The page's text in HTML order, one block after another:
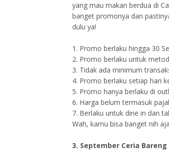
yang mau makan berdua di
banget promonya dan
dulu ya!
1. Promo berlaku hingga 30
2. Promo berlaku untuk
3. Tidak ada minimum
4. Promo berlaku setiap hari
5. Promo hanya berlaku di
6. Harga belum termasuk
7. Berlaku untuk dine in dan
Wah, kamu bisa banget nih
3. September Ceria